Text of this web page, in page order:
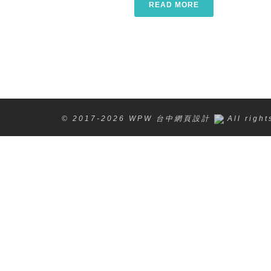
READ MORE
© 2017-2026 WPW 台中網頁設計 All